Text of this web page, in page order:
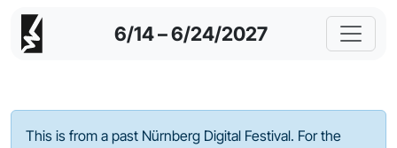
6/14 – 6/24/2027
Program - 2024
This is from a past Nürnberg Digital Festival. For the